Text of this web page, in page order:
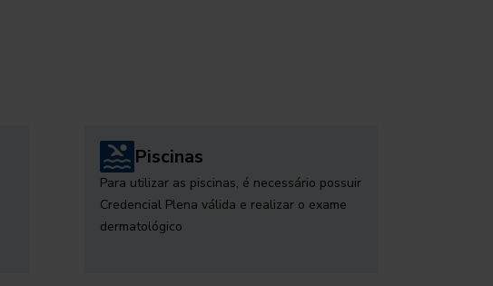
Piscinas
Para utilizar as piscinas, é necessário possuir
Credencial Plena válida e realizar o exame
dermatológico